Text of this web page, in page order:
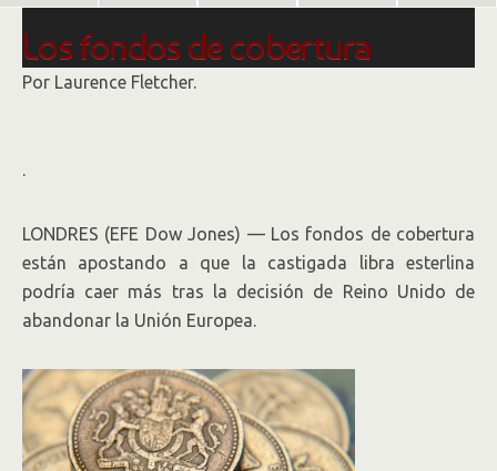
Los fondos de cobertura
apuestan a que la libra seguirá
Por Laurence Fletcher.
.
LONDRES (EFE Dow Jones) — Los fondos de cobertura
están apostando a que la castigada libra esterlina
podría caer más tras la decisión de Reino Unido de
abandonar la Unión Europea.